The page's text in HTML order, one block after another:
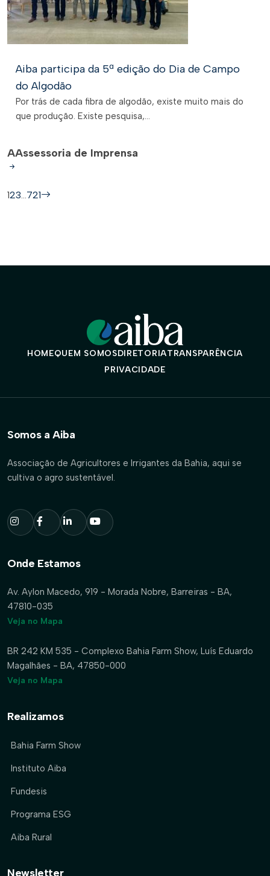
Aiba participa da 5ª edição do Dia de Campo
do Algodão
Por trás de cada fibra de algodão, existe muito mais do
que produção. Existe pesquisa,...
AAssessoria de Imprensa
123…721
HOMEQUEM SOMOSDIRETORIATRANSPARÊNCIA
PRIVACIDADE
Somos a Aiba
Associação de Agricultores e Irrigantes da Bahia, aqui se
cultiva o agro sustentável.
Onde Estamos
Av. Aylon Macedo, 919 - Morada Nobre, Barreiras - BA,
47810-035
Veja no Mapa
BR 242 KM 535 - Complexo Bahia Farm Show, Luís Eduardo
Magalhães - BA, 47850-000
Veja no Mapa
Realizamos
Bahia Farm Show
Instituto Aiba
Fundesis
Programa ESG
Aiba Rural
Newsletter